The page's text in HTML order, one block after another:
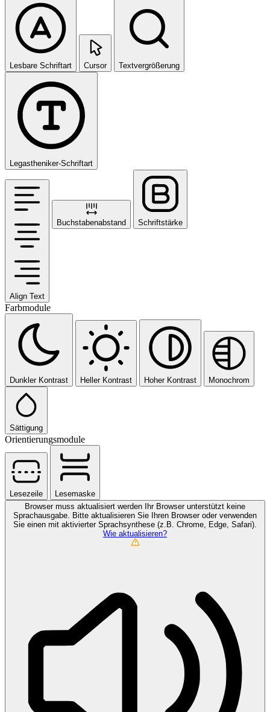
Lesbare Schriftart Cursor Textvergrößerung
Legastheniker-Schriftart
Align Text
Buchstabenabstand Schriftstärke
Farbmodule
Dunkler Kontrast Heller Kontrast Hoher Kontrast Monochrom
Sättigung
Orientierungsmodule
Lesezeile
Lesemaske
Browser muss aktualisiert werden
Ihr Browser unterstützt keine
Sprachausgabe. Bitte aktualisieren Sie Ihren Browser oder verwenden
Sie einen mit aktivierter Sprachsynthese (z.B. Chrome, Edge, Safari).
Wie aktualisieren?